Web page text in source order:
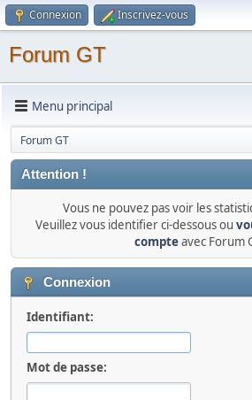
Connexion Inscrivez-vous
Forum GT
Menu principal
Forum GT
Attention !
Vous ne pouvez pas voir les
Veuillez vous identifier ci-dessous ou
compteavec Forum
Connexion
Identifiant:
Mot de passe: